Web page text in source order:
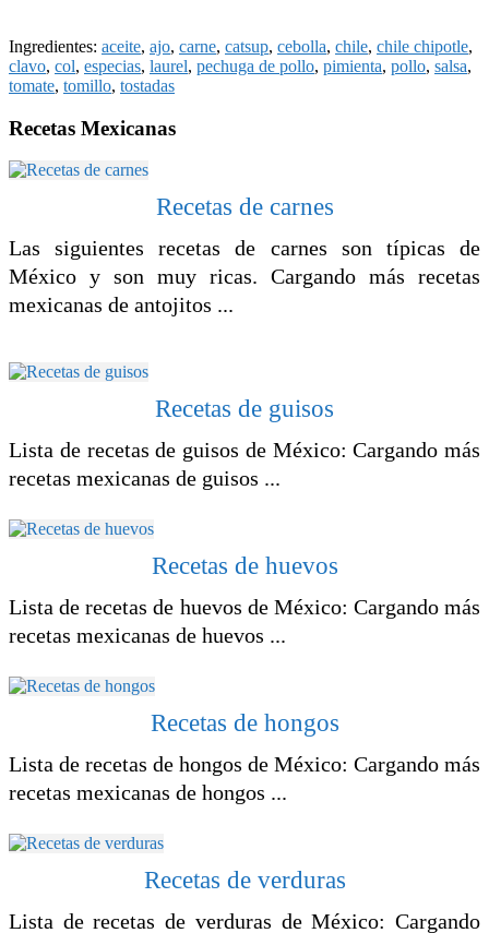
Ingredientes: aceite, ajo, carne, catsup, cebolla, chile, chile chipotle,
clavo, col, especias, laurel, pechuga de pollo, pimienta, pollo, salsa,
tomate, tomillo, tostadas
Recetas Mexicanas
Recetas de carnes
Las siguientes recetas de carnes son típicas de
México y son muy ricas. Cargando más recetas
mexicanas de antojitos ...
Recetas de guisos
Lista de recetas de guisos de México: Cargando más
recetas mexicanas de guisos ...
Recetas de huevos
Lista de recetas de huevos de México: Cargando más
recetas mexicanas de huevos ...
Recetas de hongos
Lista de recetas de hongos de México: Cargando más
recetas mexicanas de hongos ...
Recetas de verduras
Lista de recetas de verduras de México: Cargando